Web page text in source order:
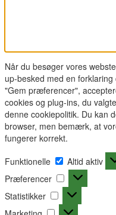
Når du besøger vores
up-besked med en
"Gem præferencer",
cookies og plug-ins, du
denne cookiepolitik. Du kan
browser, men bemærk, at
fungerer korrekt.
Funktionelle
Funktionelle
Altid aktiv
Præferencer
Præferencer
Statistikker
Statistikker
Marketing